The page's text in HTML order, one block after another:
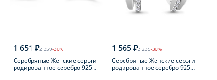
1 651 ₽2 359-30%
Серебряные Женские серьги
родированное серебро 925
1 565 ₽2 235-30%
Серебряные Женские серьги
родированное серебро 925